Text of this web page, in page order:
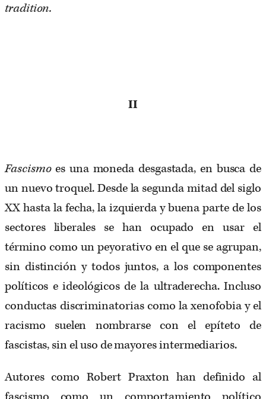
tradition.
II
Fascismoes una moneda desgastada, en busca de
un nuevo troquel. Desde la segunda mitad del siglo
XX hasta la fecha, la izquierda y buena parte de los
sectores liberales se han ocupado en usar el
término como un peyorativo en el que se agrupan,
sin distinción y todos juntos, a los componentes
políticos e ideológicos de la ultraderecha. Incluso
conductas discriminatorias como la xenofobia y el
racismo suelen nombrarse con el epíteto de
fascistas, sin el uso de mayores intermediarios.
Autores como Robert Praxton han definido al